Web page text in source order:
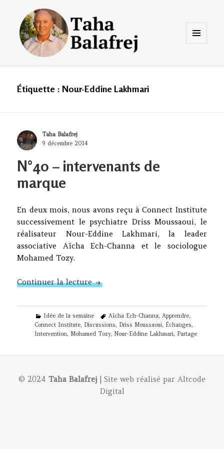
Taha Balafrej Blog
Étiquette :Nour-Eddine Lakhmari
Author
Taha Balafrej
Posted
9 décembre 2014
N°40 – intervenants de
marque
En deux mois, nous avons reçu à Connect Institute
successivement le psychiatre Driss Moussaoui, le
réalisateur Nour-Eddine Lakhmari, la leader
associative Aïcha Ech-Channa et le sociologue
Mohamed Tozy.
Continuer la lectureN°40 – intervenants de marque
Categories
Idée de la semaine Tags
Aïcha Ech-Channa, Apprendre,
Connect Institute, Discussions, Driss Moussaoui, Échanges,
Intervention, Mohamed Tozy, Nour-Eddine Lakhmari, Partage
© 2024 Taha Balafrej | Site web réalisé par Altcode
Digital